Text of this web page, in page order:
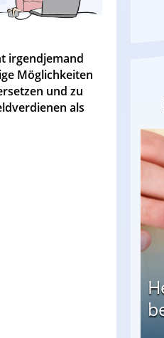
irgendjemand
Möglichkeiten
und zu
als